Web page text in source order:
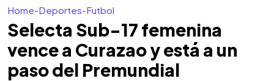
Home-Deportes-Futbol
Selecta Sub-17 femenina
vence a Curazao y está a un
paso del Premundial